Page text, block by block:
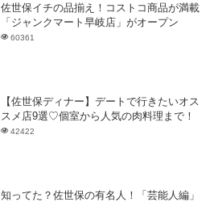
佐世保イチの品揃え！コストコ商品が満載
「ジャンクマート早岐店」がオープン
60361
【佐世保ディナー】デートで行きたいオス
スメ店9選♡個室から人気の肉料理まで！
42422
知ってた？佐世保の有名人！「芸能人編」